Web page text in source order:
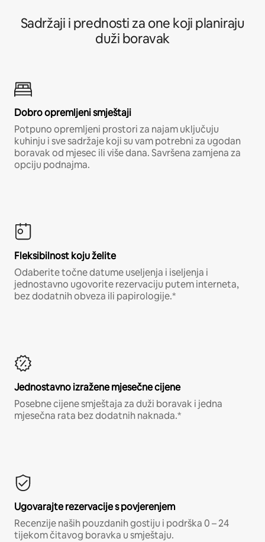
Sadržaji i prednosti za one koji planiraju
duži boravak
Dobro opremljeni smještaji
Potpuno opremljeni prostori za najam uključuju
kuhinju i sve sadržaje koji su vam potrebni za ugodan
boravak od mjesec ili više dana. Savršena zamjena za
opciju podnajma.
Fleksibilnost koju želite
Odaberite točne datume useljenja i iseljenja i
jednostavno ugovorite rezervaciju putem interneta,
bez dodatnih obveza ili papirologije.*
Jednostavno izražene mjesečne cijene
Posebne cijene smještaja za duži boravak i jedna
mjesečna rata bez dodatnih naknada.*
Ugovarajte rezervacije s povjerenjem
Recenzije naših pouzdanih gostiju i podrška 0 – 24
tijekom čitavog boravka u smještaju.